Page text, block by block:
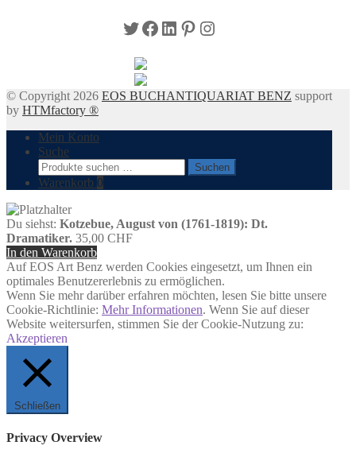
Twitter
Facebook
LinkedIn
Pinterest
Instagram
© Copyright 2026 EOS BUCHANTIQUARIAT BENZ support
by HTMfactory ®
Mein Konto
Suche
Suchen
nach:
Suchen
Warenkorb 0
Du siehst: Kotzebue, August von (1761-1819): Dt.
Dramatiker. 35,00 CHF
In den Warenkorb
Auf EOS Art Benz werden Cookies eingesetzt, um Ihnen ein
optimales Benutzererlebnis zu ermöglichen.
Wenn Sie mehr darüber erfahren möchten, lesen Sie bitte unsere
Cookie-Richtlinie: Mehr Informationen. Wenn Sie auf dieser
Website weitersurfen, stimmen Sie der Cookie-Nutzung zu:
Akzeptieren
Schließen
Privacy Overview